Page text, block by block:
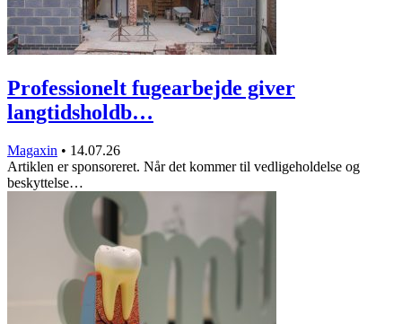
Professionelt fugearbejde giver
langtidsholdb…
Magaxin • 14.07.26
Artiklen er sponsoreret. Når det kommer til vedligeholdelse og
beskyttelse…